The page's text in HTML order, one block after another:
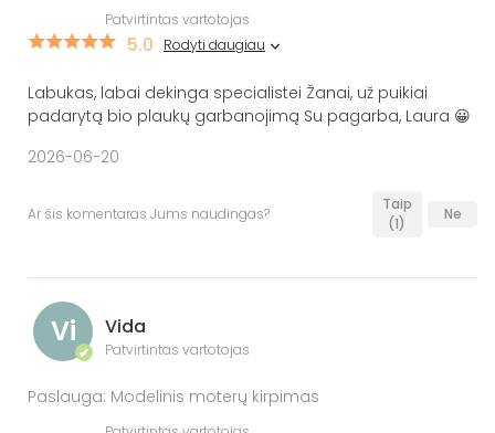
Patvirtintas vartotojas
5.0 Rodyti daugiau
Labukas, labai dekinga specialistei Žanai, už puikiai
padarytą bio plaukų garbanojimą Su pagarba, Laura 😀
2026-06-20
Ar šis komentaras Jums naudingas?
Taip
(1)
Ne
Vi
✔
Vida
Patvirtintas vartotojas
Paslauga: Modelinis moterų kirpimas